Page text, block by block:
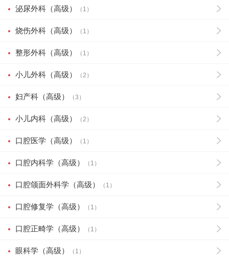
泌尿外科（高级） （1）
烧伤外科（高级） （1）
整形外科（高级） （1）
小儿外科（高级） （2）
妇产科（高级） （3）
小儿内科（高级） （2）
口腔医学（高级） （1）
口腔内科学（高级） （1）
口腔颌面外科学（高级） （1）
口腔修复学（高级） （1）
口腔正畸学（高级） （1）
眼科学（高级） （1）